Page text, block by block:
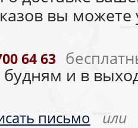
вы можете
64 63
будням и в
письмо или